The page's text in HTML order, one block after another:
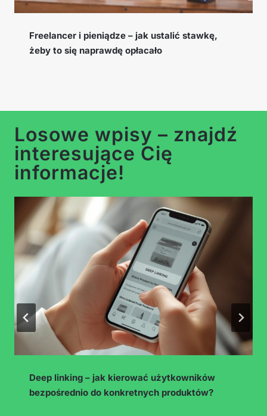
Cookie window, EPC i konwersja –
pojęć afiliacyjnych, które musisz znać
Losowe wpisy – znajdź
interesujące Cię
informacje!
Instagram Collabs – jak wykorzystać
współpracy, by dotrzeć do nowej